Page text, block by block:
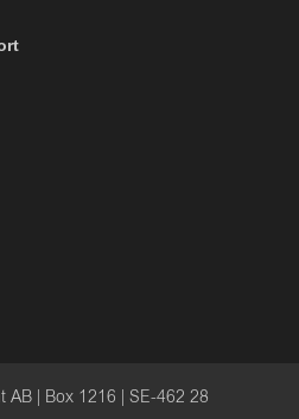
AB | Box 1216 | SE-462 28